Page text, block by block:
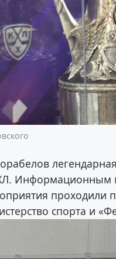
Информационным
проходили
спорта и